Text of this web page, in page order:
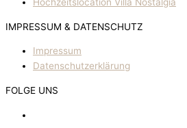
IMPRESSUM & DATENSCHUTZ
Impressum
Datenschutzerklärung
FOLGE UNS